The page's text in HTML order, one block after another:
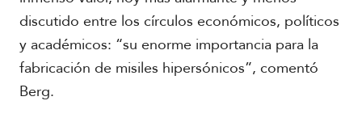
discutido entre los círculos económicos, políticos
y académicos: “su enorme importancia para la
fabricación de misiles hipersónicos”, comentó
Berg.